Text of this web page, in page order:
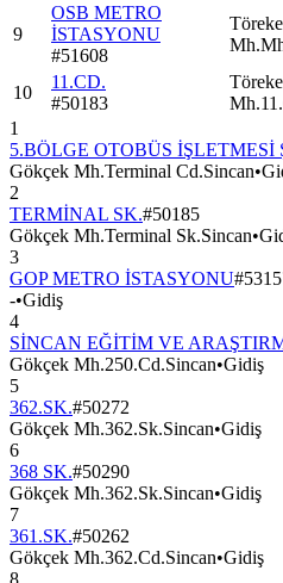
9
OSB METRO
İSTASYONU
#51608
10
11.CD.
#50183
1
5.BÖLGE OTOBÜS
Gökçek Mh.Terminal Cd.Sincan•
2
TERMİNAL SK.#50185
Gökçek Mh.Terminal Sk.Sincan•
3
GOP METRO İSTASYONU#
-•Gidiş
4
SİNCAN EĞİTİM VE
Gökçek Mh.250.Cd.Sincan•Gidiş
5
362.SK.#50272
Gökçek Mh.362.Sk.Sincan•Gidiş
6
368 SK.#50290
Gökçek Mh.362.Sk.Sincan•Gidiş
7
361.SK.#50262
Gökçek Mh.362.Cd.Sincan•Gidiş
8